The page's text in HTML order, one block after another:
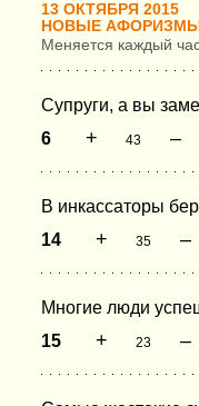
13 ОКТЯБРЯ 2015
НОВЫЕ
Меняется каждый
Супруги, а вы
6
+ 43 –
В инкассаторы
14
+ 35 –
Многие люди
15
+ 23 –